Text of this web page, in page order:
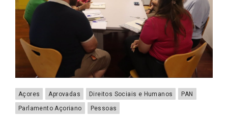
Açores Aprovadas Direitos Sociais e Humanos
PAN
Parlamento Açoriano
Pessoas